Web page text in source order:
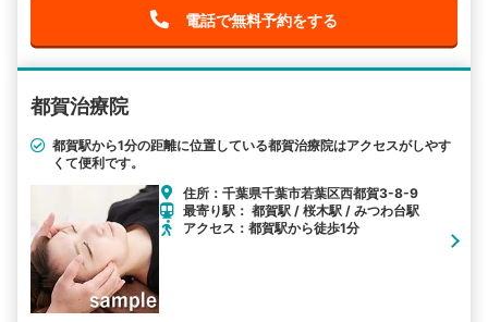
電話で無料予約をする
都賀治療院
都賀駅から1分の距離に位置している都賀治療院はアクセスがしやす
くて便利です。
住所：千葉県千葉市若葉区西都賀3-8-9
最寄り駅： 都賀駅 / 桜木駅 / みつわ台駅
アクセス：都賀駅から徒歩1分